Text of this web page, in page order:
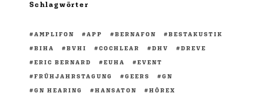
Schlagwörter
AMPLIFON APP BERNAFON
BESTAKUSTIK
BIHA
BVHI COCHLEAR DHV
DREVE
ERIC BERNARD
EUHA
EVENT
FRÜHJAHRSTAGUNG
GEERS
GN
GN HEARING
HANSATON
HÖREX